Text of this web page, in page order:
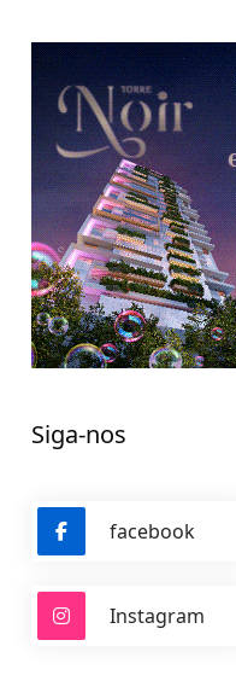
Siga-nos
facebook
Instagram